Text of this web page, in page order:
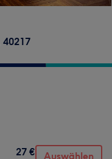
40217
27 € Auswählen